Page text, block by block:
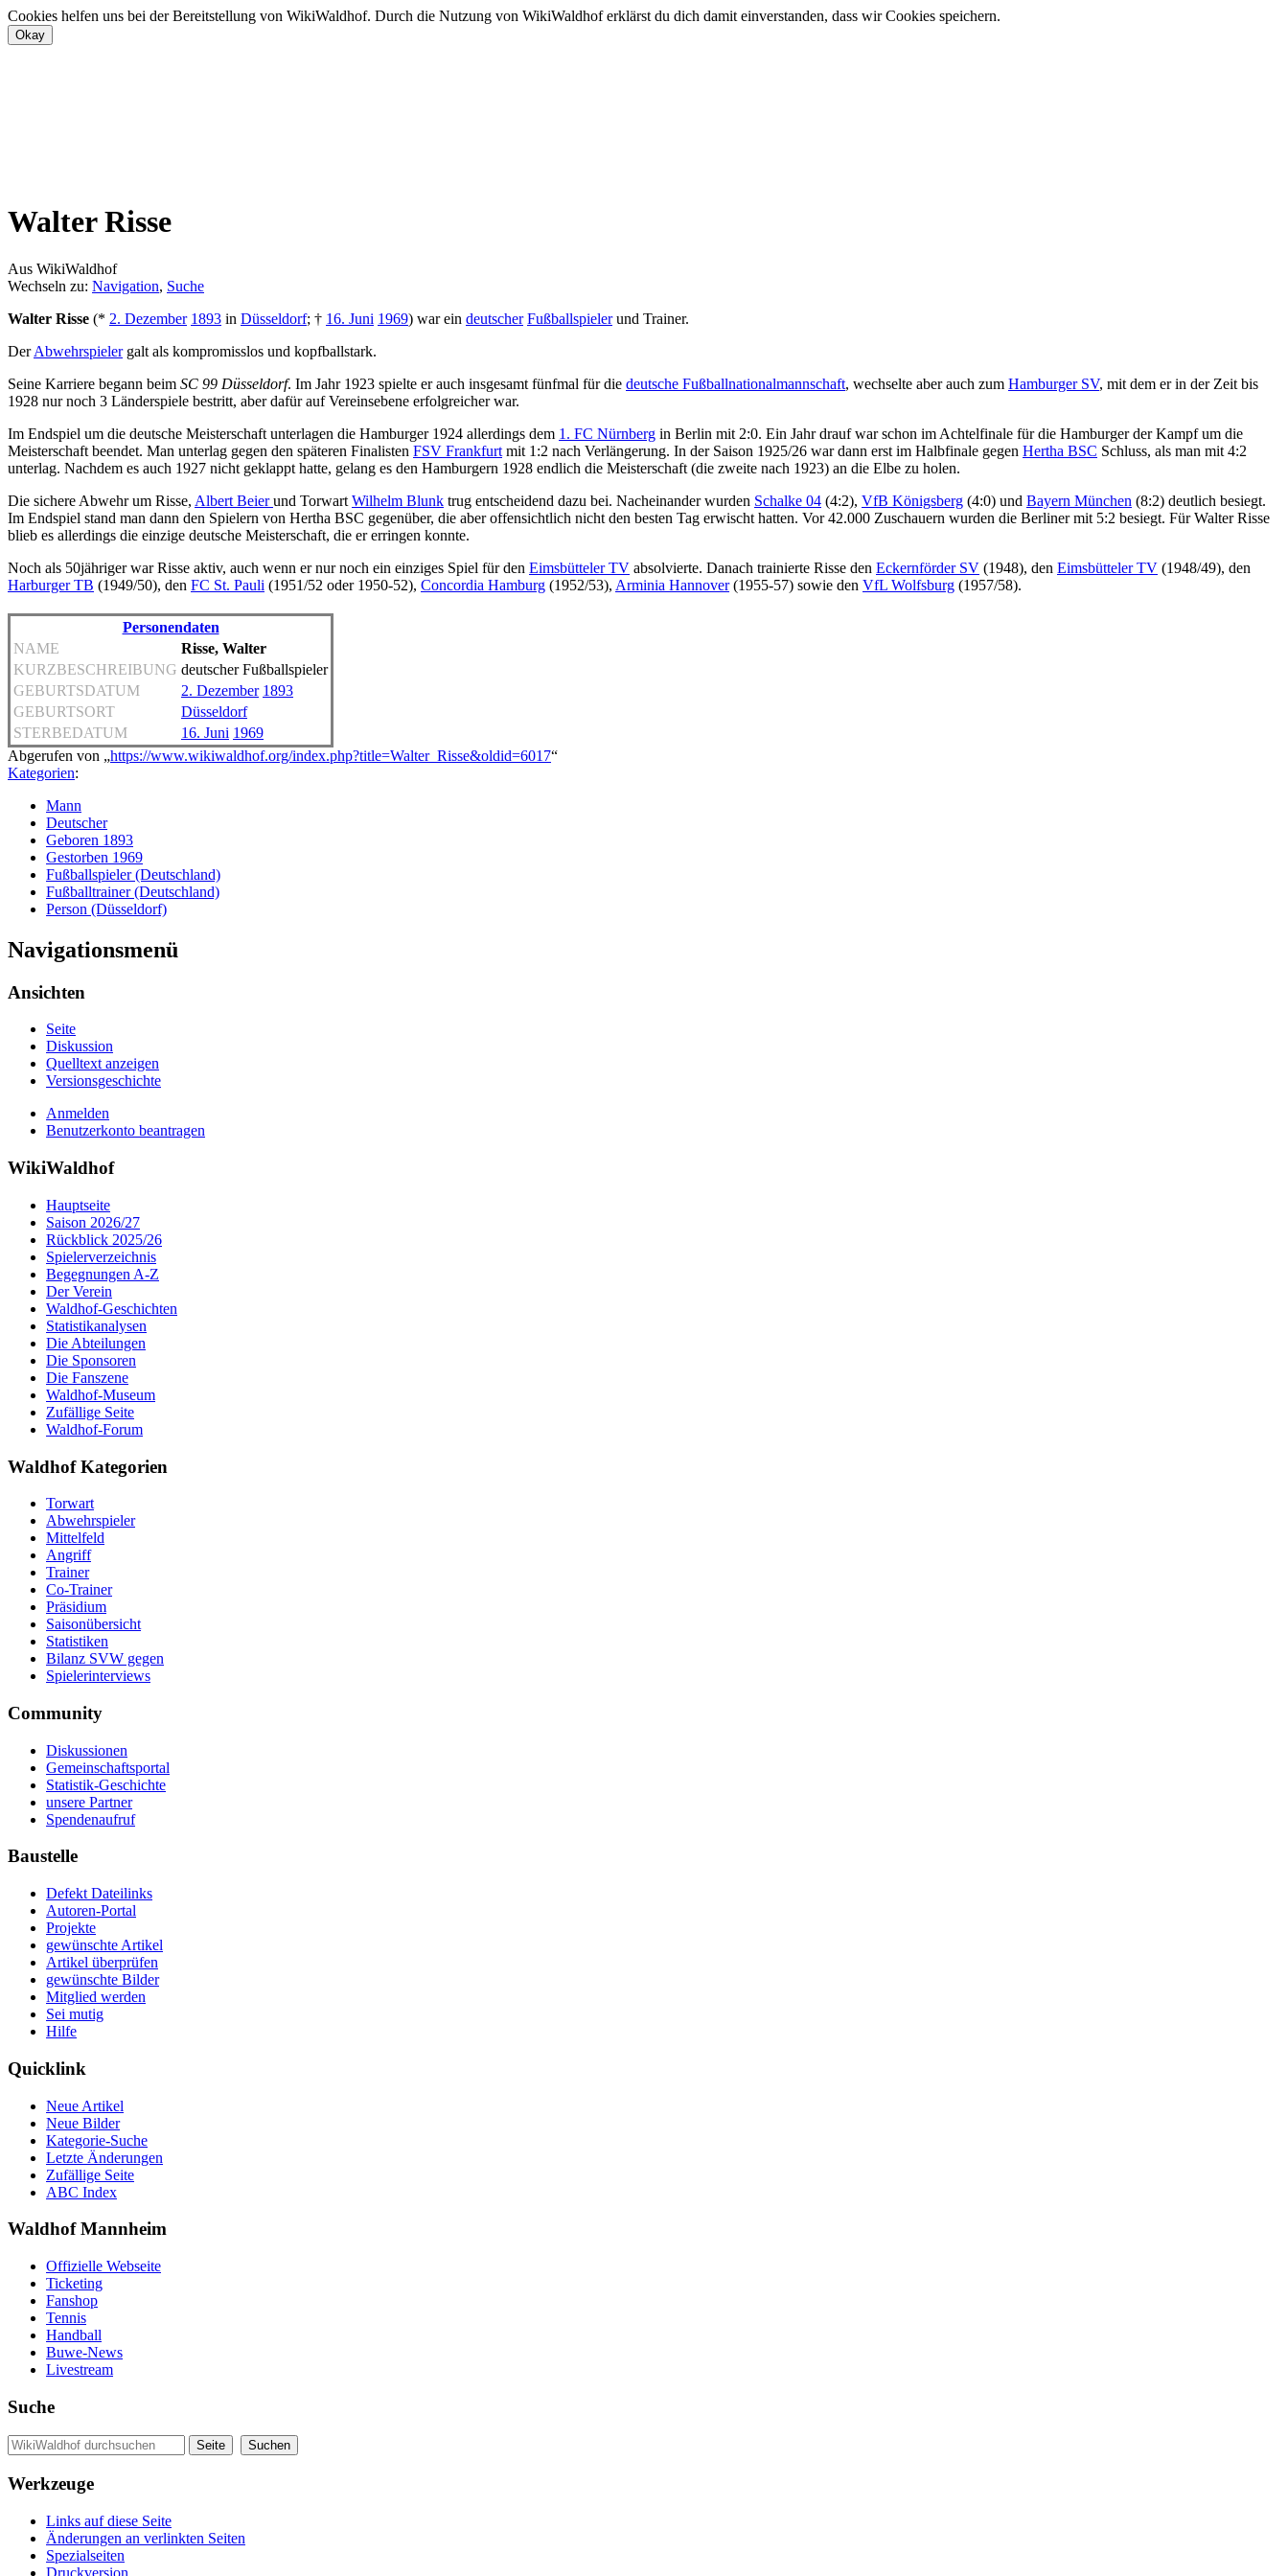
Cookies helfen uns bei der Bereitstellung von WikiWaldhof. Durch die Nutzung von WikiWaldhof erklärst du dich damit einverstanden, dass wir Cookies speichern.
Walter Risse
Aus WikiWaldhof
Wechseln zu: Navigation, Suche
Walter Risse (* 2. Dezember 1893 in Düsseldorf; † 16. Juni 1969) war ein deutscher Fußballspielerund Trainer.
DerAbwehrspielergalt als kompromisslos und kopfballstark.
Seine Karriere begann beim SC 99 Düsseldorf. Im Jahr 1923 spielte er auch insgesamt fünfmal für die deutsche Fußballnationalmannschaft, wechselte aber auch zum Hamburger SV, mit dem er in der Zeit bis
1928 nur noch 3 Länderspiele bestritt, aber dafür auf Vereinsebene erfolgreicher war.
Im Endspiel um die deutsche Meisterschaft unterlagen die Hamburger 1924 allerdings dem 1. FC Nürnberg in Berlin mit 2:0. Ein Jahr drauf war schon im Achtelfinale für die Hamburger der Kampf um die
Meisterschaft beendet. Man unterlag gegen den späteren Finalisten FSV Frankfurt mit 1:2 nach Verlängerung. In der Saison 1925/26 war dann erst im Halbfinale gegen Hertha BSC Schluss, als man mit 4:2
unterlag. Nachdem es auch 1927 nicht geklappt hatte, gelang es den Hamburgern 1928 endlich die Meisterschaft (die zweite nach 1923) an die Elbe zu holen.
Die sichere Abwehr um Risse, Albert Beierund Torwart Wilhelm Blunk trug entscheidend dazu bei. Nacheinander wurden Schalke 04 (4:2), VfB Königsberg (4:0) und Bayern München (8:2) deutlich besiegt.
Im Endspiel stand man dann den Spielern von Hertha BSC gegenüber, die aber offensichtlich nicht den besten Tag erwischt hatten. Vor 42.000 Zuschauern wurden die Berliner mit 5:2 besiegt. Für Walter Risse
blieb es allerdings die einzige deutsche Meisterschaft, die er erringen konnte.
Noch als 50jähriger war Risse aktiv, auch wenn er nur noch ein einziges Spiel für den Eimsbütteler TV absolvierte. Danach trainierte Risse den Eckernförder SV (1948), den Eimsbütteler TV (1948/49), den
Harburger TB (1949/50), den FC St. Pauli (1951/52 oder 1950-52), Concordia Hamburg (1952/53), Arminia Hannover(1955-57) sowie den VfL Wolfsburg (1957/58).
Personendaten
NAME
Risse, Walter
KURZBESCHREIBUNG deutscher Fußballspieler
GEBURTSDATUM
2. Dezember 1893
GEBURTSORT
Düsseldorf
STERBEDATUM
16. Juni 1969
Abgerufen von „https://www.wikiwaldhof.org/index.php?title=Walter_Risse&oldid=6017“
Kategorien:
Mann
Deutscher
Geboren 1893
Gestorben 1969
Fußballspieler (Deutschland)
Fußballtrainer (Deutschland)
Person (Düsseldorf)
Navigationsmenü
Ansichten
Seite
Diskussion
Quelltext anzeigen
Versionsgeschichte
Anmelden
Benutzerkonto beantragen
WikiWaldhof
Hauptseite
Saison 2026/27
Rückblick 2025/26
Spielerverzeichnis
Begegnungen A-Z
Der Verein
Waldhof-Geschichten
Statistikanalysen
Die Abteilungen
Die Sponsoren
Die Fanszene
Waldhof-Museum
Zufällige Seite
Waldhof-Forum
Waldhof Kategorien
Torwart
Abwehrspieler
Mittelfeld
Angriff
Trainer
Co-Trainer
Präsidium
Saisonübersicht
Statistiken
Bilanz SVW gegen
Spielerinterviews
Community
Diskussionen
Gemeinschaftsportal
Statistik-Geschichte
unsere Partner
Spendenaufruf
Baustelle
Defekt Dateilinks
Autoren-Portal
Projekte
gewünschte Artikel
Artikel überprüfen
gewünschte Bilder
Mitglied werden
Sei mutig
Hilfe
Quicklink
Neue Artikel
Neue Bilder
Kategorie-Suche
Letzte Änderungen
Zufällige Seite
ABC Index
Waldhof Mannheim
Offizielle Webseite
Ticketing
Fanshop
Tennis
Handball
Buwe-News
Livestream
Suche
Werkzeuge
Links auf diese Seite
Änderungen an verlinkten Seiten
Spezialseiten
Druckversion